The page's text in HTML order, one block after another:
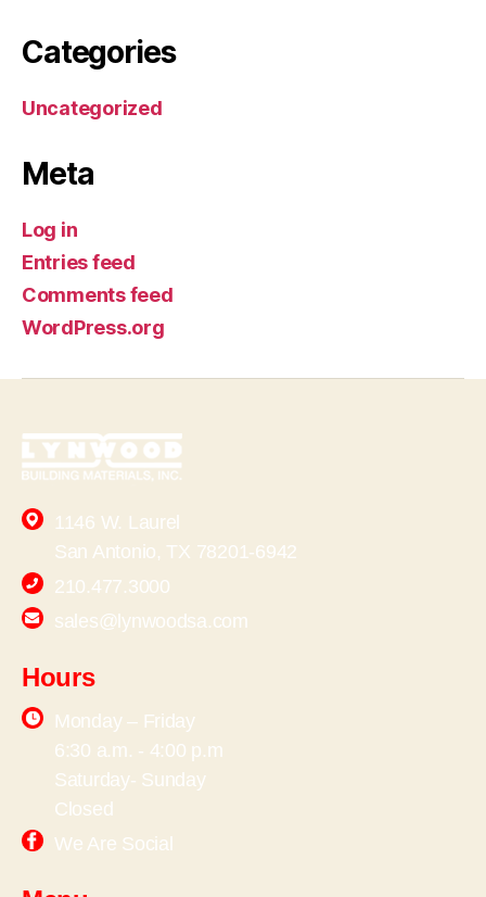
Categories
Uncategorized
Meta
Log in
Entries feed
Comments feed
WordPress.org
1146 W. Laurel
San Antonio, TX 78201-6942
210.477.3000
sales@lynwoodsa.com
Hours
Monday – Friday
6:30 a.m. - 4:00 p.m
Saturday- Sunday
Closed
We Are Social